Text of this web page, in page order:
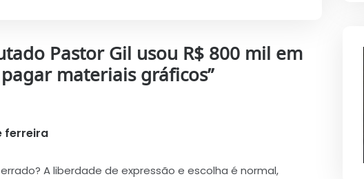
Pastor Gil usou R$ 800 mil em
materiais gráficos”
ferreira
A liberdade de expressão e escolha é normal,